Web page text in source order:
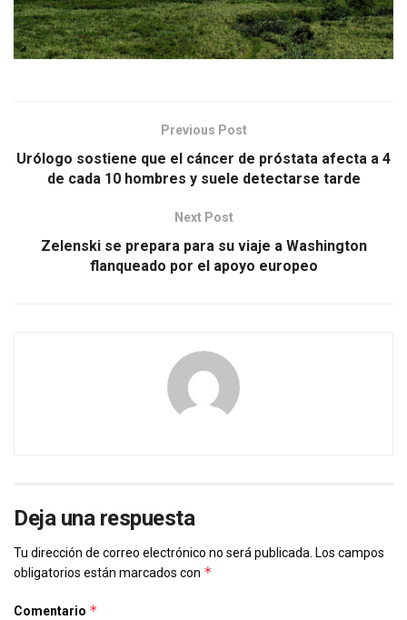
Previous Post
Urólogo sostiene que el cáncer de próstata afecta a 4
de cada 10 hombres y suele detectarse tarde
Next Post
Zelenski se prepara para su viaje a Washington
flanqueado por el apoyo europeo
Deja una respuesta
Tu dirección de correo electrónico no será publicada. Los campos
obligatorios están marcados con *
Comentario *